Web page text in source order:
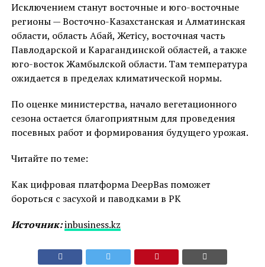
Исключением станут восточные и юго-восточные
регионы — Восточно-Казахстанская и Алматинская
области, область Абай, Жетісу, восточная часть
Павлодарской и Карагандинской областей, а также
юго-восток Жамбылской области. Там температура
ожидается в пределах климатической нормы.
По оценке министерства, начало вегетационного
сезона остается благоприятным для проведения
посевных работ и формирования будущего урожая.
Читайте по теме:
Как цифровая платформа DeepBas поможет
бороться с засухой и паводками в РК
Источник:inbusiness.kz